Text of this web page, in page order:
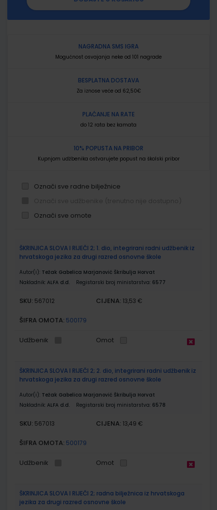
NAGRADNA SMS IGRA
Mogućnost osvajanja neke od 101 nagrade
BESPLATNA DOSTAVA
Za iznose veće od 62,50€
PLAĆANJE NA RATE
do 12 rata bez kamata
10% POPUSTA NA PRIBOR
Kupnjom udžbenika ostvarujete popust na školski pribor
Označi sve radne bilježnice
Označi sve omote
proizvodi
ŠKRINJICA SLOVA I RIJEČI 2; 1. dio, integrirani radni udžbenik iz
hrvatskoga jezika za drugi razred osnovne škole
Autor(i): Težak Gabelica Marjanović Škribulja Horvat
Nakladnik: ALFA d.d. Registarski broj ministarstva: 6577
SKU: 567012 CIJENA: 13,53 €
ŠIFRA OMOTA: 500179
Udžbenik Omot
ŠKRINJICA SLOVA I RIJEČI 2; 2. dio, integrirani radni udžbenik iz
hrvatskoga jezika za drugi razred osnovne škole
Autor(i): Težak Gabelica Marjanović Škribulja Horvat
Nakladnik: ALFA d.d. Registarski broj ministarstva: 6578
SKU: 567013 CIJENA: 13,49 €
ŠIFRA OMOTA: 500179
Udžbenik Omot
ŠKRINJICA SLOVA I RIJEČI 2; radna bilježnica iz hrvatskoga
jezika za drugi razred osnovne škole